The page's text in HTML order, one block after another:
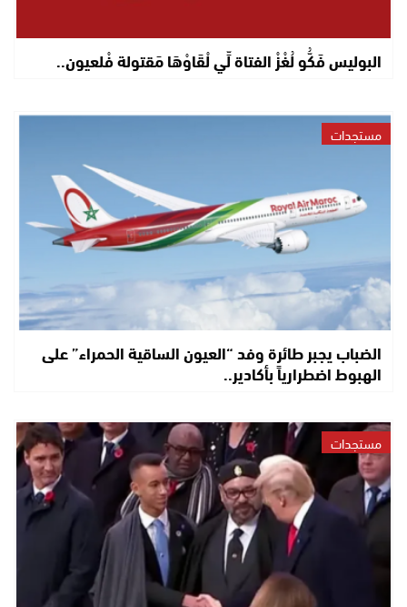
البوليس فَكُّو لُغْزْ الفتاة لِّي لْقَاوْهَا مَقتولة فْلعيون..
مستجدات
الضباب يجبر طائرة وفد “العيون الساقية الحمراء” على
الهبوط اضطرارياً بأكادير..
مستجدات